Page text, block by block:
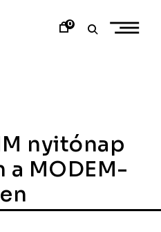
0
nyitónap
a MODEM-